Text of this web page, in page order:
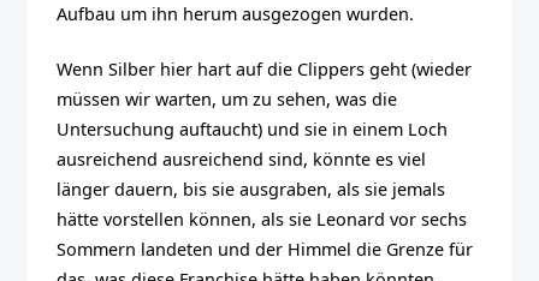
Aufbau um ihn herum ausgezogen wurden.
Wenn Silber hier hart auf die Clippers geht (wieder
müssen wir warten, um zu sehen, was die
Untersuchung auftaucht) und sie in einem Loch
ausreichend ausreichend sind, könnte es viel
länger dauern, bis sie ausgraben, als sie jemals
hätte vorstellen können, als sie Leonard vor sechs
Sommern landeten und der Himmel die Grenze für